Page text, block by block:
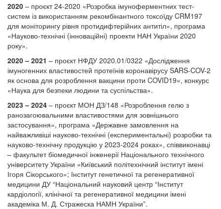
2020 – проєкт 24-2020 «Розробка імуноферментних тест-
систем із використанням рекомбінантного токсоїду CRM197
для моніторингу рівня протидифтерійних антитіл», програма
«Науково-технічні (інноваційні) проекти НАН України 2020
року».
2020 – 2021 – проєкт НФДУ 2020.01/0322 «Дослідження
імуногенних властивостей протеїнів коронавірусу SARS-COV-2
як основа для розроблення вакцини проти COVID19», конкурс
«Наука для безпеки людини та суспільства».
2023 – 2024 – проєкт МОН ДЗ/148 «Розроблення гелю з
ранозагоювальними властивостями для зовнішнього
застосування», програма «Державне замовлення на
найважливіші науково-технічні (експериментальні) розробки та
науково-технічну продукцію у 2023-2024 роках», співвиконавці
– факультет біомедичної інженерії Національного технічного
університету України «Київський політехнічний інститут імені
Ігоря Сікорського»; Інститут генетичної та регенеративної
медицини ДУ “Національний науковий центр “Інститут
кардіології, клінічної та регенеративної медицини імені
академіка М. Д. Стражеска НАМН України”.